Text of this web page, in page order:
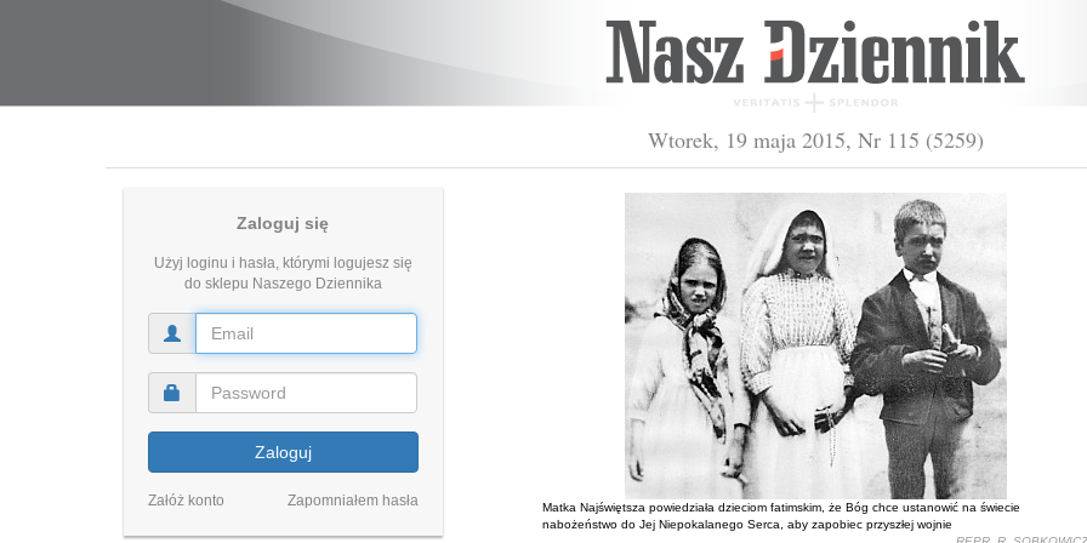
Wtorek, 19 maja 2015, Nr 115 (5259)
Zaloguj się
Użyj loginu i hasła, którymi logujesz się
do sklepu Naszego Dziennika
Zaloguj
Załóż konto Zapomniałem hasła
Matka Najświętsza powiedziała dzieciom fatimskim, że Bóg chce ustanowić na świecie
nabożeństwo do Jej Niepokalanego Serca, aby zapobiec przyszłej wojnie